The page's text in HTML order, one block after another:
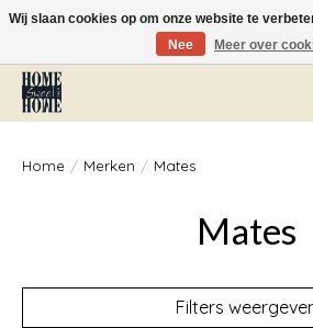
Vóór 14:00 besteld, dezelfde dag verzonden!
Home / Merken / Mates
Mates
Filters
Wij slaan cookies op om onze website te
Nee
Meer over